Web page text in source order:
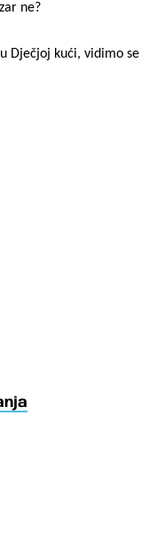
ne?
Dječjoj kući, vidimo se